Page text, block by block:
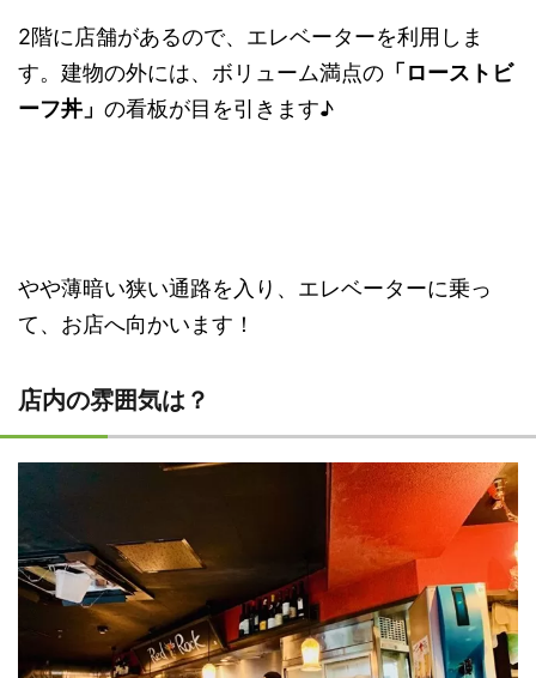
2階に店舗があるので、エレベーターを利用しま
す。建物の外には、ボリューム満点の 「ローストビ
ーフ丼」 の看板が目を引きます♪
やや薄暗い狭い通路を入り、エレベーターに乗っ
て、お店へ向かいます！
店内の雰囲気は？